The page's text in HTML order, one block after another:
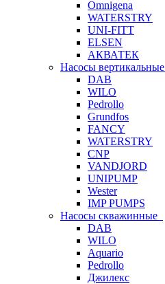
Omnigena
WATERSTRY
UNI-FITT
ELSEN
АКВАТЕК
Насосы вертикальные
DAB
WILO
Pedrollo
Grundfos
FANCY
WATERSTRY
CNP
VANDJORD
UNIPUMP
Wester
IMP PUMPS
Насосы скважинные
DAB
WILO
Aquario
Pedrollo
Джилекс